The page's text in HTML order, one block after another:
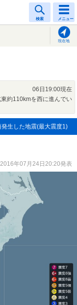
検索 メニュー
現在地
06日19:00現在
約110kmを西に進んでい
生した地震(最大震度1)
2016年07月24日20:20発表